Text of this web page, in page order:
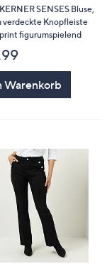
SENSES Bluse,
verdeckte Knopfleiste
figurumspielend
Warenkorb